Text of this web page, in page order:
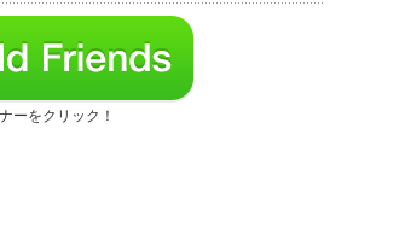
ーをクリック！